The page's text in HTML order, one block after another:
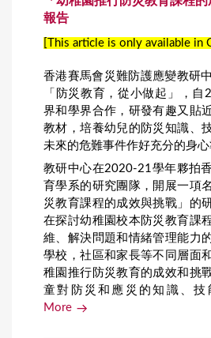
報告
[This article is only available in
香港賽馬會災難防護應變教研
「防災教育，從小做起」，自
界和學界合作，研發有趣又貼
教材，培養幼兒的防災知識、
未來的危難事件作好充分的身心
教研中心在2020-21學年夥拍
育學系的研究團隊，開展一項
災教育課程的成效與挑戰」的
在探討幼稚園校本防災教育課
維、解決問題和情緒管理能力
學校，社區和家長等不同層面
稚園推行防災教育的成效和挑
童對防災和應災的知識、技
More